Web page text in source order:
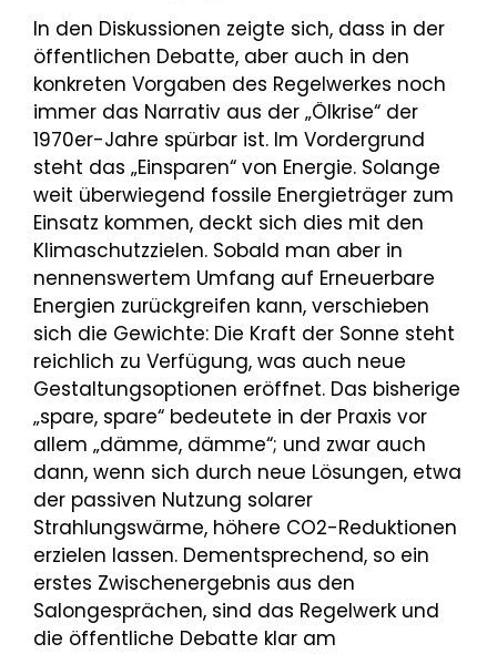
In den Diskussionen zeigte sich, dass in der
öffentlichen Debatte, aber auch in den
konkreten Vorgaben des Regelwerkes noch
immer das Narrativ aus der „Ölkrise“ der
1970er-Jahre spürbar ist. Im Vordergrund
steht das „Einsparen“ von Energie. Solange
weit überwiegend fossile Energieträger zum
Einsatz kommen, deckt sich dies mit den
Klimaschutzzielen. Sobald man aber in
nennenswertem Umfang auf Erneuerbare
Energien zurückgreifen kann, verschieben
sich die Gewichte: Die Kraft der Sonne steht
reichlich zu Verfügung, was auch neue
Gestaltungsoptionen eröffnet. Das bisherige
„spare, spare“ bedeutete in der Praxis vor
allem „dämme, dämme“; und zwar auch
dann, wenn sich durch neue Lösungen, etwa
der passiven Nutzung solarer
Strahlungswärme, höhere CO2-Reduktionen
erzielen lassen. Dementsprechend, so ein
erstes Zwischenergebnis aus den
Salongesprächen, sind das Regelwerk und
die öffentliche Debatte klar am